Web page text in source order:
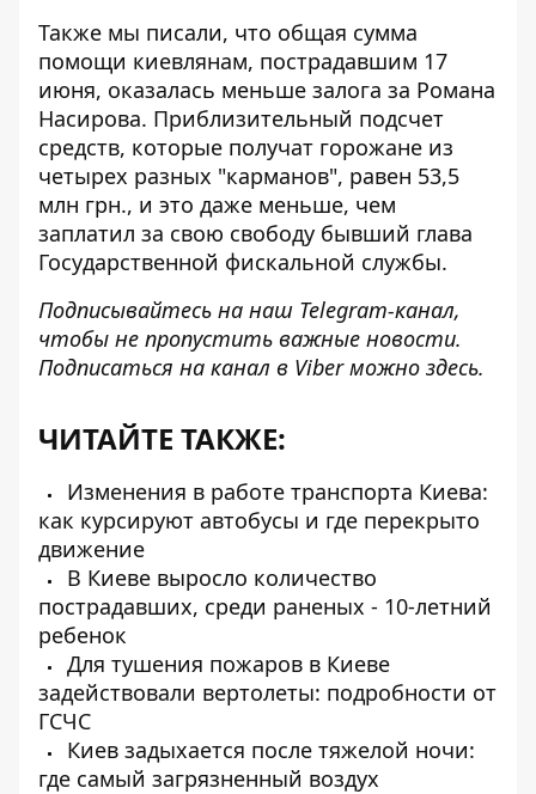
Также мы писали, что общая сумма
помощи киевлянам, пострадавшим 17
июня, оказалась меньше залога за Романа
Насирова. Приблизительный подсчет
средств, которые получат горожане из
четырех разных "карманов", равен 53,5
млн грн., и это даже меньше, чем
заплатил за свою свободу бывший глава
Государственной фискальной службы.
Подписывайтесь на наш Telegram-канал,
чтобы не пропустить важные новости.
Подписаться на канал в Viber можно здесь.
ЧИТАЙТЕ ТАКЖЕ:
Изменения в работе транспорта Киева:
как курсируют автобусы и где перекрыто
движение
В Киеве выросло количество
пострадавших, среди раненых - 10-летний
ребенок
Для тушения пожаров в Киеве
задействовали вертолеты: подробности от
ГСЧС
Киев задыхается после тяжелой ночи:
где самый загрязненный воздух